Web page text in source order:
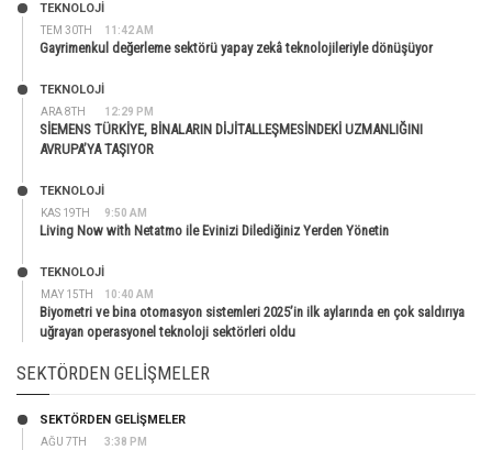
TEM 30TH 11:42 AM
TEKNOLOJİ
Gayrimenkul değerleme sektörü yapay zekâ teknolojileriyle dönüşüyor
ARA 8TH 12:29 PM
TEKNOLOJİ
SİEMENS TÜRKİYE, BİNALARIN DİJİTALLEŞMESİNDEKİ UZMANLIĞINI
AVRUPA’YA TAŞIYOR
KAS 19TH 9:50 AM
TEKNOLOJİ
Living Now with Netatmo ile Evinizi Dilediğiniz Yerden Yönetin
MAY 15TH 10:40 AM
TEKNOLOJİ
Biyometri ve bina otomasyon sistemleri 2025’in ilk aylarında en çok saldırıya
uğrayan operasyonel teknoloji sektörleri oldu
SEKTÖRDEN GELIŞMELER
AĞU 7TH 3:38 PM
SEKTÖRDEN GELIŞMELER